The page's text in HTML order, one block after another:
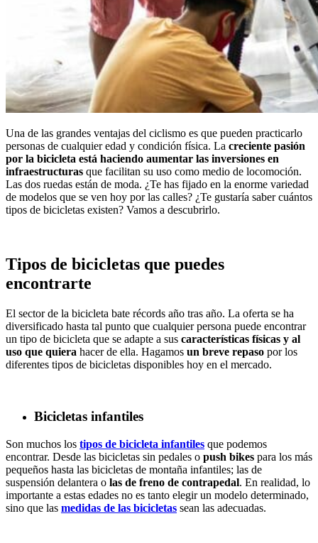
Una de las grandes ventajas del ciclismo es que pueden practicarlo
personas de cualquier edad y condición física. La creciente pasión
por la bicicleta está haciendo aumentar las inversiones en
infraestructuras que facilitan su uso como medio de locomoción.
Las dos ruedas están de moda. ¿Te has fijado en la enorme variedad
de modelos que se ven hoy por las calles? ¿Te gustaría saber cuántos
tipos de bicicletas existen? Vamos a descubrirlo.
Tipos de bicicletas que puedes
encontrarte
El sector de la bicicleta bate récords año tras año. La oferta se ha
diversificado hasta tal punto que cualquier persona puede encontrar
un tipo de bicicleta que se adapte a sus características físicas y al
uso que quiera hacer de ella. Hagamos un breve repaso por los
diferentes tipos de bicicletas disponibles hoy en el mercado.
Bicicletas infantiles
Son muchos los tipos de bicicleta infantiles que podemos
encontrar. Desde las bicicletas sin pedales o push bikes para los más
pequeños hasta las bicicletas de montaña infantiles; las de
suspensión delantera o las de freno de contrapedal. En realidad, lo
importante a estas edades no es tanto elegir un modelo determinado,
sino que las medidas de las bicicletas sean las adecuadas.